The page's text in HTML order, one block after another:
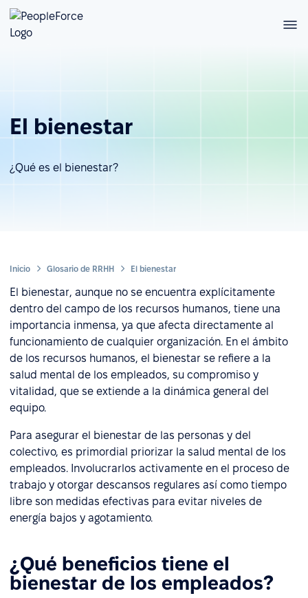
El bienestar
¿Qué es el bienestar?
Inicio Glosario de RRHH El bienestar
El bienestar, aunque no se encuentra explícitamente
dentro del campo de los recursos humanos, tiene una
importancia inmensa, ya que afecta directamente al
funcionamiento de cualquier organización. En el ámbito
de los recursos humanos, el bienestar se refiere a la
salud mental de los empleados, su compromiso y
vitalidad, que se extiende a la dinámica general del
equipo.
Para asegurar el bienestar de las personas y del
colectivo, es primordial priorizar la salud mental de los
empleados. Involucrarlos activamente en el proceso de
trabajo y otorgar descansos regulares así como tiempo
libre son medidas efectivas para evitar niveles de
energía bajos y agotamiento.
¿Qué beneficios tiene el
bienestar de los empleados?